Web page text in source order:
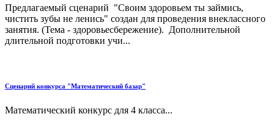
Предлагаемый сценарий "Своим здоровьем ты займись,
чистить зубы не ленись" создан для проведения внеклассного
занятия. (Тема - здоровьесбережение). Дополнительной
длительной подготовки учи...
Сценарий конкурса "Математический базар"
Математический конкурс для 4 класса...